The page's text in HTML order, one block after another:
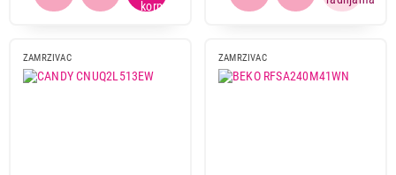
ZAMRZIVAC ZAMRZIVAC
15.899,00